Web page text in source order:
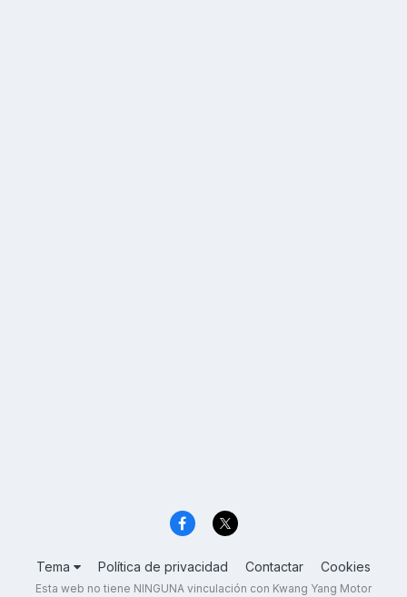
Tema Política de privacidad Contactar Cookies
Esta web no tiene NINGUNA vinculación con Kwang Yang Motor